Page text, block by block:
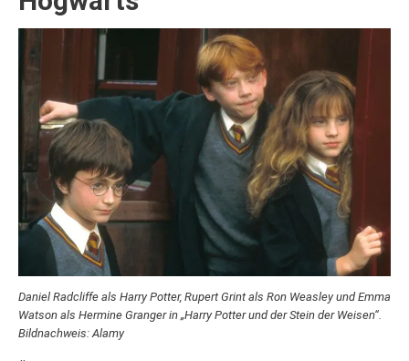
Daniel Radcliffe als Harry Potter, Rupert Grint als Ron Weasley und Emma
Watson als Hermine Granger in „Harry Potter und der Stein der Weisen“.
Bildnachweis: Alamy